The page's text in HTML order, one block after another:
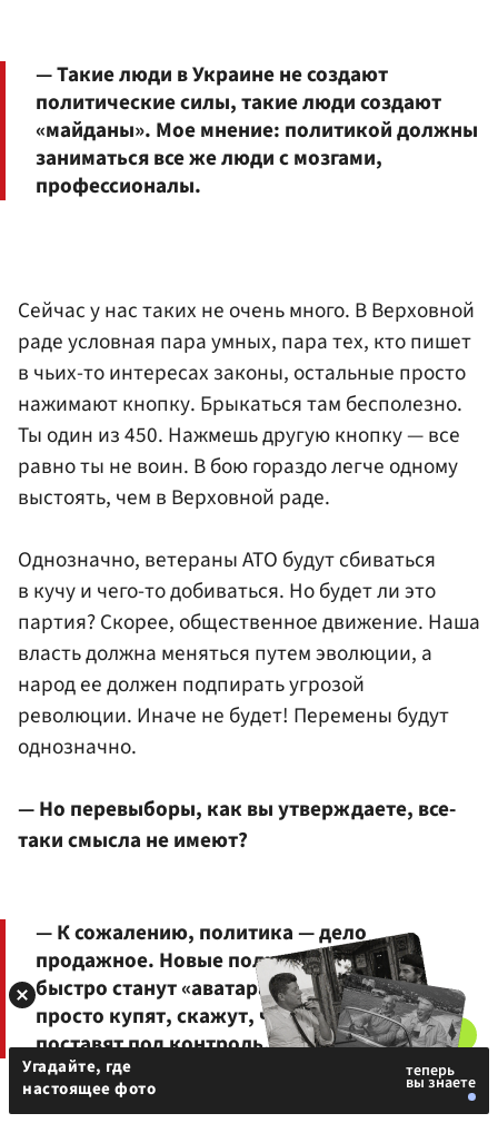
— Такие люди в Украине не создают
политические силы, такие люди создают
«майданы». Мое мнение: политикой должны
заниматься все же люди с мозгами,
профессионалы.
Сейчас у нас таких не очень много. В Верховной
раде условная пара умных, пара тех, кто пишет
в чьих-то интересах законы, остальные просто
нажимают кнопку. Брыкаться там бесполезно.
Ты один из 450. Нажмешь другую кнопку — все
равно ты не воин. В бою гораздо легче одному
выстоять, чем в Верховной раде.
Однозначно, ветераны АТО будут сбиваться
в кучу и чего-то добиваться. Но будет ли это
партия? Скорее, общественное движение. Наша
власть должна меняться путем эволюции, а
народ ее должен подпирать угрозой
революции. Иначе не будет! Перемены будут
однозначно.
— Но перевыборы, как вы утверждаете, все-
таки смысла не имеют?
— К сожалению, политика — дело
продажное. Новые политические силы
быстро станут «аватарами» старых. Их
просто купят, скажут, что делать, и
поставят под контроль.
Угадайте, где
настоящее фото